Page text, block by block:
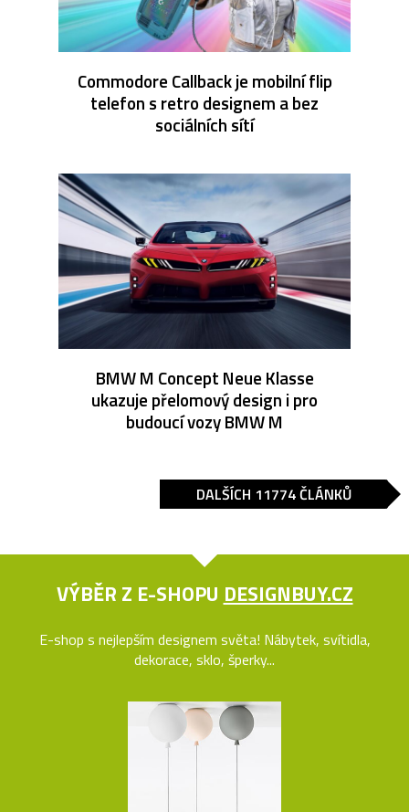
Commodore Callback je mobilní flip
telefon s retro designem a bez
sociálních sítí
BMW M Concept Neue Klasse
ukazuje přelomový design i pro
budoucí vozy BMW M
DALŠÍCH 11774 ČLÁNKŮ
VÝBĚR Z E-SHOPU DESIGNBUY.CZ
E-shop s nejlepším designem světa! Nábytek, svítidla,
dekorace, sklo, šperky...